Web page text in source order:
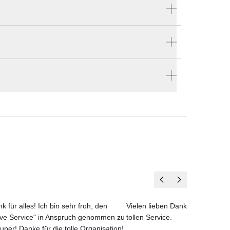
für alles! Ich bin sehr froh, den
Service" in Anspruch genommen zu
Vielen lieben Dank für das
tollen Service.